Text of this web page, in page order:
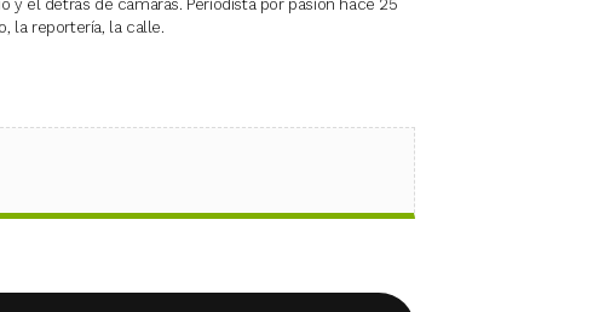
y el detrás de cámaras. Periodista por pasión hace 25
la reportería, la calle.